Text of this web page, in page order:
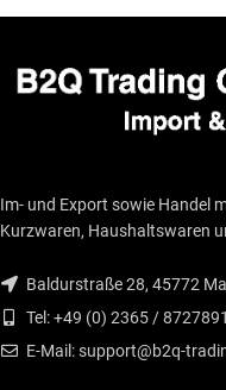
Im- und Export sowie Handel
Kurzwaren, Haushaltswaren
Baldurstraße 28, 45772
Tel: +49 (0) 2365 / 8727891
E-Mail: support@b2q-